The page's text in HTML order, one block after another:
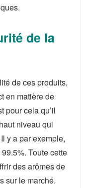
de la
de ces produits,
en matière de
pour cela qu’il
niveau qui
y a par exemple,
Toute cette
des arômes de
sur le marché.